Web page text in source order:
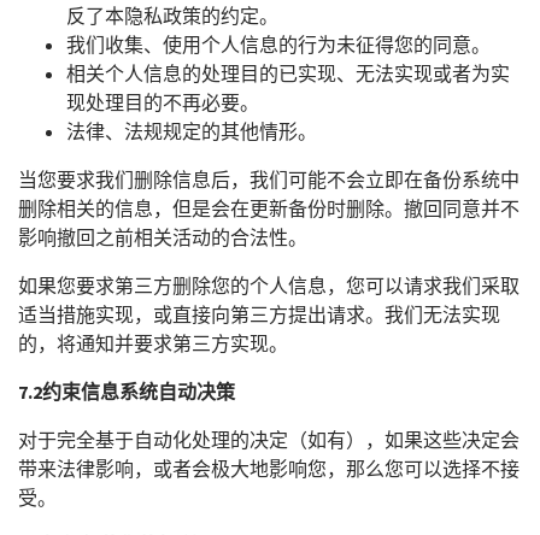
反了本隐私政策的约定。
我们收集、使用个人信息的行为未征得您的同意。
相关个人信息的处理目的已实现、无法实现或者为实
现处理目的不再必要。
法律、法规规定的其他情形。
当您要求我们删除信息后，我们可能不会立即在备份系统中
删除相关的信息，但是会在更新备份时删除。撤回同意并不
影响撤回之前相关活动的合法性。
如果您要求第三方删除您的个人信息，您可以请求我们采取
适当措施实现，或直接向第三方提出请求。我们无法实现
的，将通知并要求第三方实现。
7.2约束信息系统自动决策
对于完全基于自动化处理的决定（如有），如果这些决定会
带来法律影响，或者会极大地影响您，那么您可以选择不接
受。